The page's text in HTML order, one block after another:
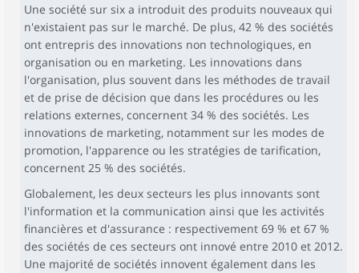
Une société sur six a introduit des produits nouveaux qui
n'existaient pas sur le marché. De plus, 42 % des sociétés
ont entrepris des innovations non technologiques, en
organisation ou en marketing. Les innovations dans
l'organisation, plus souvent dans les méthodes de travail
et de prise de décision que dans les procédures ou les
relations externes, concernent 34 % des sociétés. Les
innovations de marketing, notamment sur les modes de
promotion, l'apparence ou les stratégies de tarification,
concernent 25 % des sociétés.
Globalement, les deux secteurs les plus innovants sont
l'information et la communication ainsi que les activités
financières et d'assurance : respectivement 69 % et 67 %
des sociétés de ces secteurs ont innové entre 2010 et 2012.
Une majorité de sociétés innovent également dans les